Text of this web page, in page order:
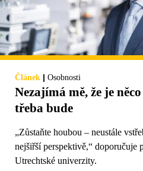
Článek | Osobnosti
Nezajímá mě, že je
třeba bude
„Zůstaňte houbou – neustále
nejšiřší perspektivě,“ doporučuje
Utrechtské univerzity.